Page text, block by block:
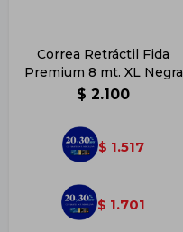
Correa Retráctil Fida
Premium 8 mt. XL Negra
$ 2.100
$ 1.517
$ 1.701